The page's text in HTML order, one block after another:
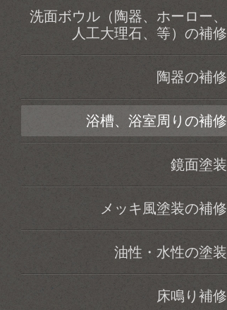
洗面ボウル（陶器、ホーロー、
人工大理石、等）の補修
陶器の補修
浴槽、浴室周りの補修
鏡面塗装
メッキ風塗装の補修
油性・水性の塗装
床鳴り補修